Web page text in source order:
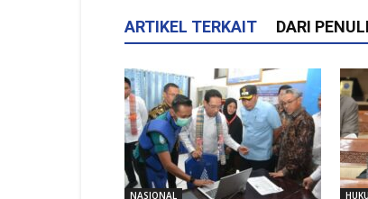
ARTIKEL TERKAIT DARI
NASIONAL